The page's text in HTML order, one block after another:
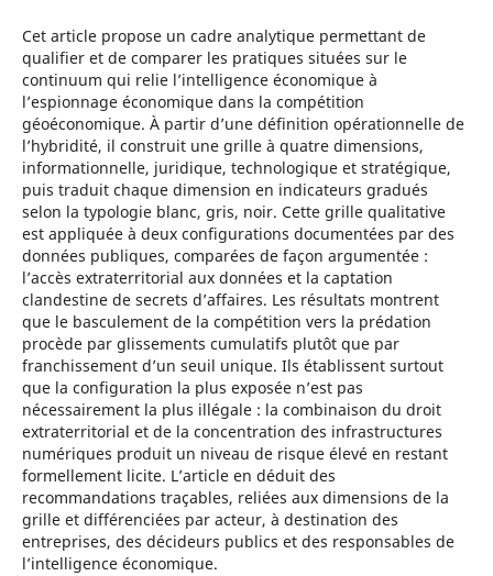
Cet article propose un cadre analytique permettant de
qualifier et de comparer les pratiques situées sur le
continuum qui relie l’intelligence économique à
l’espionnage économique dans la compétition
géoéconomique. À partir d’une définition opérationnelle de
l’hybridité, il construit une grille à quatre dimensions,
informationnelle, juridique, technologique et stratégique,
puis traduit chaque dimension en indicateurs gradués
selon la typologie blanc, gris, noir. Cette grille qualitative
est appliquée à deux configurations documentées par des
données publiques, comparées de façon argumentée :
l’accès extraterritorial aux données et la captation
clandestine de secrets d’affaires. Les résultats montrent
que le basculement de la compétition vers la prédation
procède par glissements cumulatifs plutôt que par
franchissement d’un seuil unique. Ils établissent surtout
que la configuration la plus exposée n’est pas
nécessairement la plus illégale : la combinaison du droit
extraterritorial et de la concentration des infrastructures
numériques produit un niveau de risque élevé en restant
formellement licite. L’article en déduit des
recommandations traçables, reliées aux dimensions de la
grille et différenciées par acteur, à destination des
entreprises, des décideurs publics et des responsables de
l’intelligence économique.